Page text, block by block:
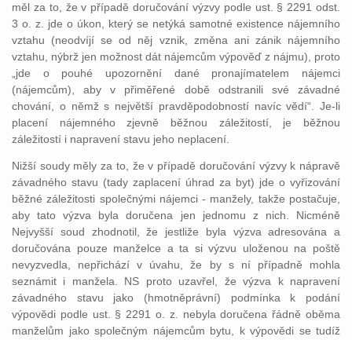
měl za to, že v případě doručování výzvy podle ust. § 2291 odst.
3 o. z. jde o úkon, který se netýká samotné existence nájemního
vztahu (neodvíjí se od něj vznik, změna ani zánik nájemního
vztahu, nýbrž jen možnost dát nájemcům výpověď z nájmu), proto
„jde o pouhé upozornění dané pronajímatelem nájemci
(nájemcům), aby v přiměřené době odstranili své závadné
chování, o němž s největší pravděpodobností navíc vědí“. Je-li
placení nájemného zjevně běžnou záležitostí, je běžnou
záležitostí i napravení stavu jeho neplacení.
Nižší soudy měly za to, že v případě doručování výzvy k nápravě
závadného stavu (tady zaplacení úhrad za byt) jde o vyřizování
běžné záležitosti společnými nájemci - manžely, takže postačuje,
aby tato výzva byla doručena jen jednomu z nich. Nicméně
Nejvyšší soud zhodnotil, že jestliže byla výzva adresována a
doručována pouze manželce a ta si výzvu uloženou na poště
nevyzvedla, nepřichází v úvahu, že by s ní případně mohla
seznámit i manžela. NS proto uzavřel, že výzva k napravení
závadného stavu jako (hmotněprávní) podmínka k podání
výpovědi podle ust. § 2291 o. z. nebyla doručena řádně oběma
manželům jako společným nájemcům bytu, k výpovědi se tudíž